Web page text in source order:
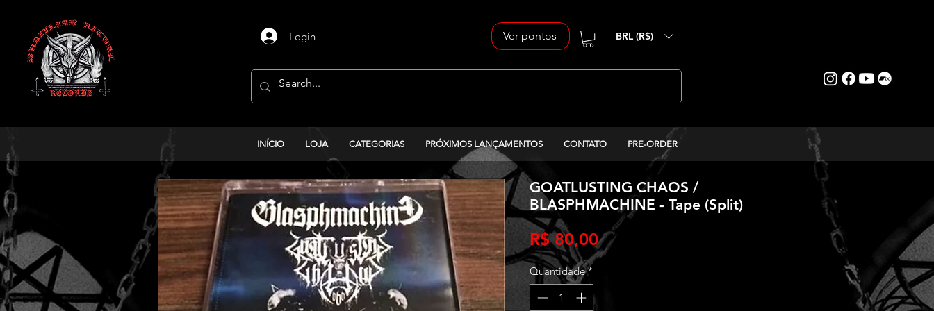
Login Ver pontos BRL (R$)
INÍCIO LOJA CATEGORIAS PRÓXIMOS LANÇAMENTOS CONTATO PRE-ORDER
GOATLUSTING CHAOS /
BLASPHMACHINE - Tape (Split)
R$ 80,00Preço
Quantidade *